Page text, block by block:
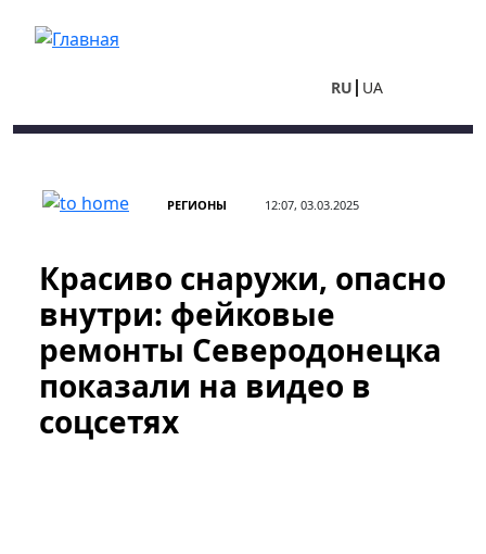
RU UA
РЕГИОНЫ 12:07, 03.03.2025
Красиво снаружи, опасно
внутри: фейковые
ремонты Северодонецка
показали на видео в
соцсетях